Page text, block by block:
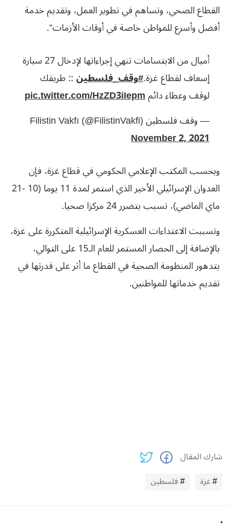
القطاع الصحي، وتساهم في تطوير العمل، وتقديم خدمة
أفضل وأسرع للمواطن خاصة في أوقات الأزمات”.
أميال من الابتسامات تنهي إجراءاتها لإدخال 27 سيارة
إسعاف لقطاع غزة.#وقف_فلسطين:: طريقك
لوقف وعطاء دائمpic.twitter.com/HzZD3iIepm
— وقف فلسطين Filistin Vakfı (@FilistinVakfi)
November 2, 2021
وبحسب المكتب الإعلامي الحكومي في قطاع غزة، فإن
العدوان الإسرائيلي الأخير الذي استمر لمدة 11 يوما (10 -21
ماي الماضي)، تسبب بتضرر 24 مركزا صحيا.
وتسببت الاعتداءات العسكرية الإسرائيلية المتكررة على غزة،
بالإضافة إلى الحصار المستمر للعام الـ15 على التوالي،
بتدهور المنظومة الصحية في القطاع ما أثر على قدرتها في
تقديم خدماتها للمواطنين.
شارك المقال
غزة
فلسطين